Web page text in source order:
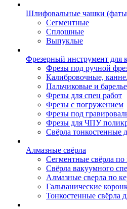
Шлифовальные чашки
Сегментные
Сплошные
Выпуклые
Фрезерный инструмент для
Фрезы под ручной
Калибровочные,
Пальчиковые и
Фрезы для спец работ
Фрезы с погружением
Фрезы под
Фрезы для ЧПУ
Свёрла тонкостенные
Алмазные свёрла
Сегментные свёрла по
Свёрла вакуумного
Алмазные сверла по
Гальванические
Тонкостенные свёрла